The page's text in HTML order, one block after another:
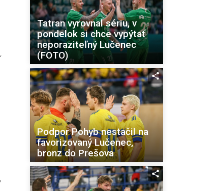
Tatran vyrovnal sériu, v
pondelok si chce vypýtať
neporaziteľný Lučenec
(FOTO)
Podpor Pohyb nestačil na
favorizovaný Lučenec,
bronz do Prešova